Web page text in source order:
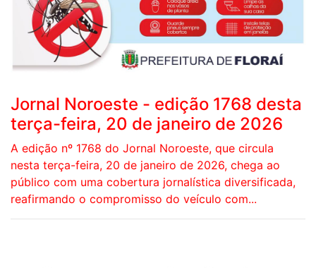
Jornal Noroeste - edição 1768 desta
terça-feira, 20 de janeiro de 2026
A edição nº 1768 do Jornal Noroeste, que circula
nesta terça-feira, 20 de janeiro de 2026, chega ao
público com uma cobertura jornalística diversificada,
reafirmando o compromisso do veículo com...